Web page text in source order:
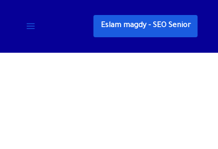
Eslam magdy - SEO Senior